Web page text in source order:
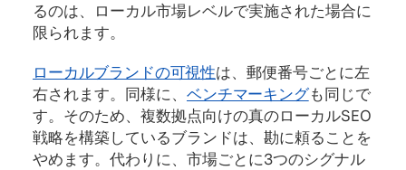
るのは、ローカル市場レベルで実施された場合に
限られます。
ローカルブランドの可視性は、郵便番号ごとに左
右されます。同様に、 ベンチマーキングも同じで
す。そのため、複数拠点向けの真のローカルSEO
戦略を構築しているブランドは、勘に頼ることを
やめます。代わりに、市場ごとに3つのシグナル